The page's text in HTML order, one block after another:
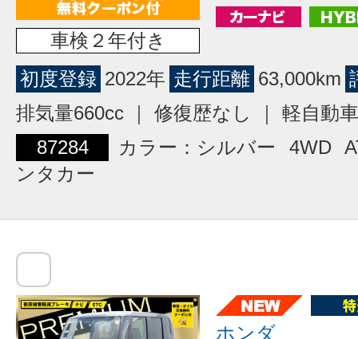
車検２年付き
初度登録 2022年 走行距離 63,000km
排気量660cc ｜ 修復歴なし ｜ 軽自動車
87284
カラー：シルバー 4WD
ンタカー
ホンダ